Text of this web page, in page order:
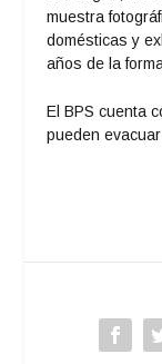
muestra
domésticas y
años de la
El BPS cuenta
pueden